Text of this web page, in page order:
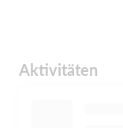
Aktivitäten